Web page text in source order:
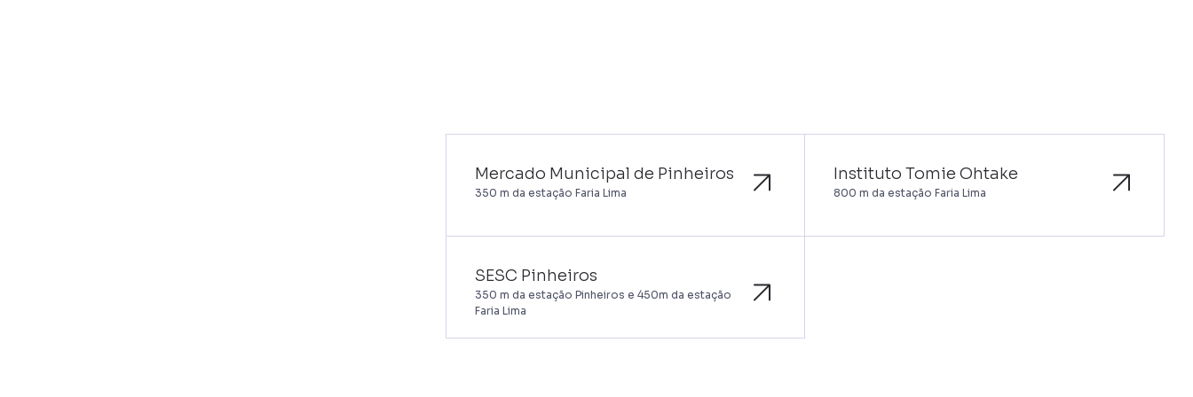
Mercado Municipal de Pinheiros
350 m da estação Faria Lima
Instituto Tomie Ohtake
800 m da estação Faria Lima
SESC Pinheiros
350 m da estação Pinheiros e 450m da estação
Faria Lima